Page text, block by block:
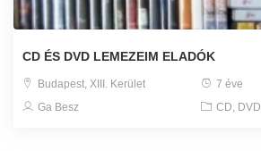
CD ÉS DVD LEMEZEIM ELADÓK
Budapest, XIII. Kerület
7 éve
Ga Besz
CD, DVD